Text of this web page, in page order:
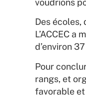
voudrions
Des
L’ACCEC
d’environ
Pour
rangs, et
favorable